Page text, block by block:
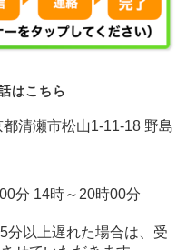
はこちら
清瀬市松山1-11-18 野島
分 14時～20時00分
以上遅れた場合は、受